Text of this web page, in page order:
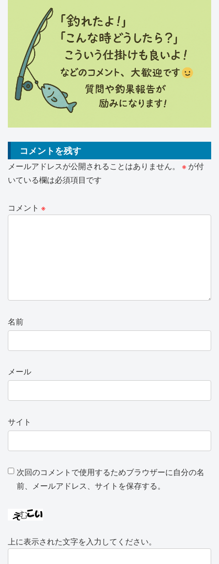
コメントを残す
メールアドレスが公開されることはありません。 ※ が付
いている欄は必須項目です
コメント ※
名前
メール
サイト
次回のコメントで使用するためブラウザーに自分の名
前、メールアドレス、サイトを保存する。
上に表示された文字を入力してください。